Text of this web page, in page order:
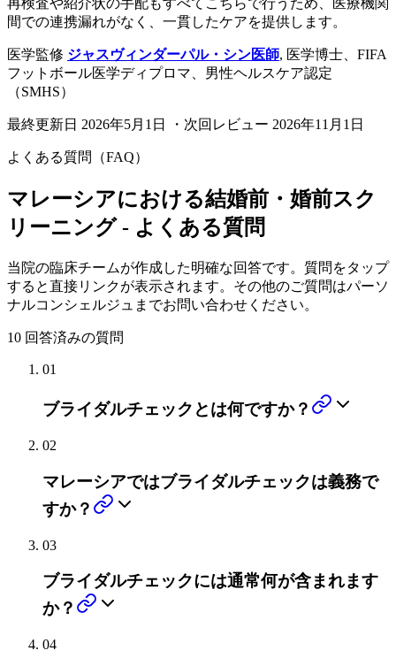
再検査や紹介状の手配もすべてこちらで行うため、医療機関
間での連携漏れがなく、一貫したケアを提供します。
医学監修 ジャスヴィンダーパル・シン医師, 医学博士、FIFA
フットボール医学ディプロマ、男性ヘルスケア認定
（SMHS）
最終更新日 2026年5月1日 ・次回レビュー 2026年11月1日
よくある質問（FAQ）
マレーシアにおける結婚前・婚前スク
リーニング - よくある質問
当院の臨床チームが作成した明確な回答です。質問をタップ
すると直接リンクが表示されます。その他のご質問はパーソ
ナルコンシェルジュまでお問い合わせください。
10 回答済みの質問
01
ブライダルチェックとは何ですか？
02
マレーシアではブライダルチェックは義務で
すか？
03
ブライダルチェックには通常何が含まれます
か？
04